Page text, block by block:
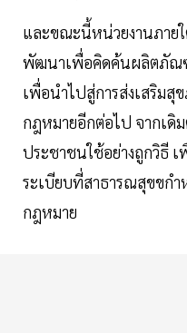
และขณะนี้หน่วยงานภายใ
พัฒนาเพื่อคิดค้นผลิตภัณ
เพื่อนำไปสู่การส่งเสริม
กฎหมายอีกต่อไป จากเดิ
ประชาชนใช้อย่างถูกวิธี
ระเบียบที่สาธารณสุขขก
กฎหมาย